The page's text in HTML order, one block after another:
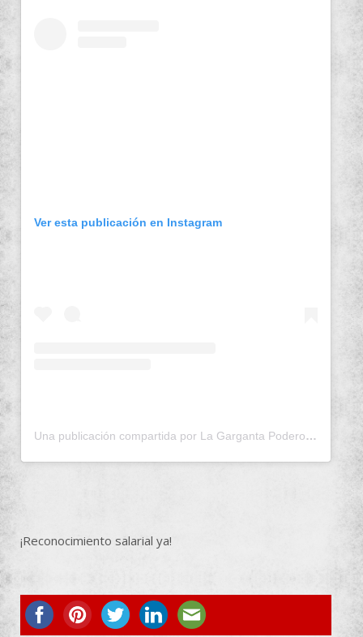
Ver esta publicación en Instagram
Una publicación compartida por La Garganta Poderosa (@lagargantapoderosa)
¡Reconocimiento salarial ya!